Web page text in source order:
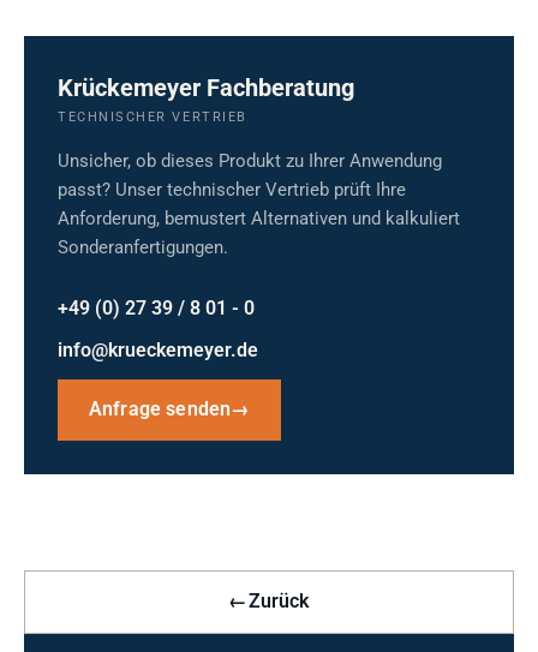
Krückemeyer Fachberatung
TECHNISCHER VERTRIEB
Unsicher, ob dieses Produkt zu Ihrer Anwendung
passt? Unser technischer Vertrieb prüft Ihre
Anforderung, bemustert Alternativen und kalkuliert
Sonderanfertigungen.
+49 (0) 27 39 / 8 01 - 0
info@krueckemeyer.de
Anfrage senden→
←Zurück